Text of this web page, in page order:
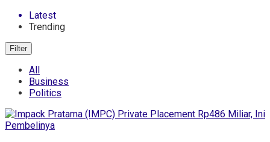
Latest
Trending
Filter
All
Business
Politics